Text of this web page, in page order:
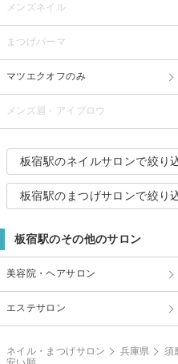
メンズネイル
まつげパーマ
マツエクオフのみ
メンズ眉・アイブロウ
板宿駅のネイルサロンで絞り
板宿駅のまつげサロンで絞り
板宿駅のその他のサロン
美容院・ヘアサロン
エステサロン
ネイル・まつげサロン 兵庫県 須